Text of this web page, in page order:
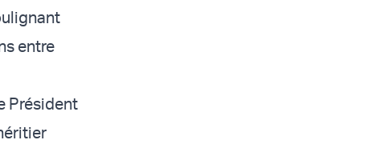
entre
Président